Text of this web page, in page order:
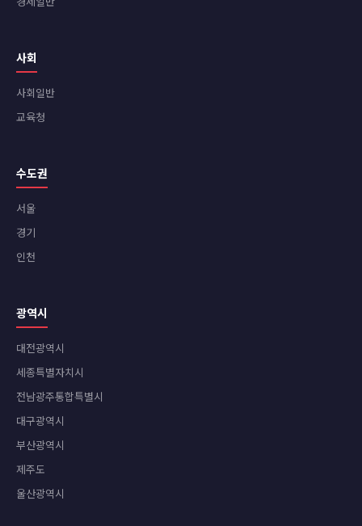
사회
사회일반
교육청
수도권
서울
경기
인천
광역시
대전광역시
세종특별자치시
전남광주통합특별시
대구광역시
부산광역시
제주도
울산광역시